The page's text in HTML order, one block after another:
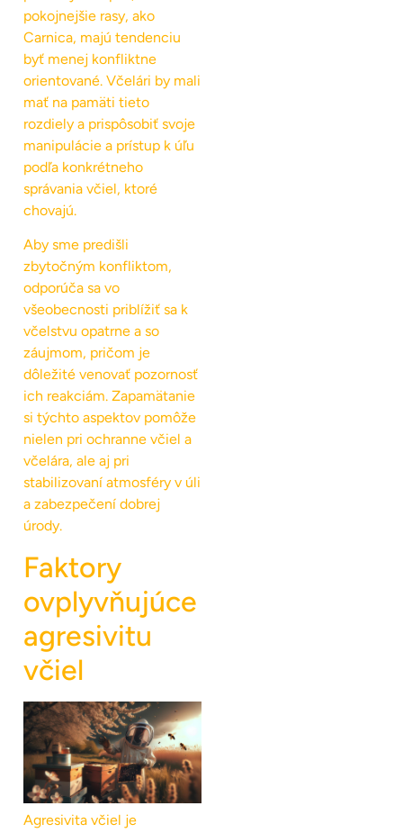
pokojnejšie rasy, ako
Carnica, majú tendenciu
byť menej konfliktne
orientované. Včelári by mali
mať na pamäti tieto
rozdiely a prispôsobiť svoje
manipulácie a prístup k úľu
podľa konkrétneho
správania včiel, ktoré
chovajú.
Aby sme predišli
zbytočným konfliktom,
odporúča sa vo
všeobecnosti priblížiť sa k
včelstvu opatrne a so
záujmom, pričom je
dôležité venovať pozornosť
ich reakciám. Zapamätanie
si týchto aspektov pomôže
nielen pri ochranne včiel a
včelára, ale aj pri
stabilizovaní atmosféry v úli
a zabezpečení dobrej
úrody.
Faktory
ovplyvňujúce
agresivitu
včiel
Agresivita včiel je